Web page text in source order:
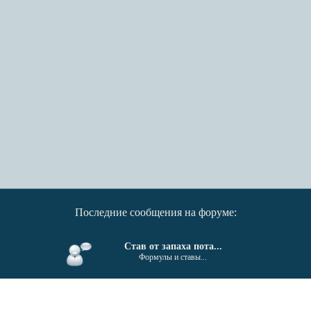
Последние сообщения на форуме:
Став от запаха пота...
Формулы и ставы...